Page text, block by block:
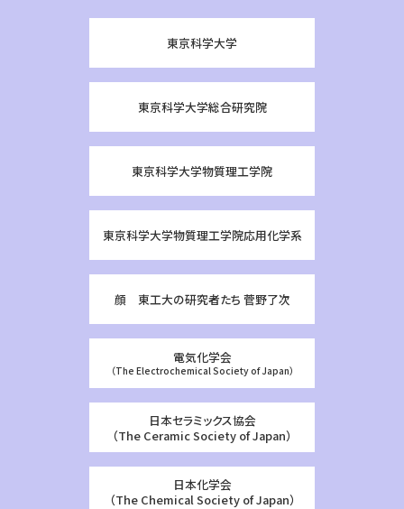
東京科学大学
東京科学大学総合研究院
東京科学大学物質理工学院
東京科学大学物質理工学院応用化学系
顔 東工大の研究者たち 菅野了次
電気化学会
（The Electrochemical Society of Japan）
日本セラミックス協会
（The Ceramic Society of Japan）
日本化学会
（The Chemical Society of Japan）